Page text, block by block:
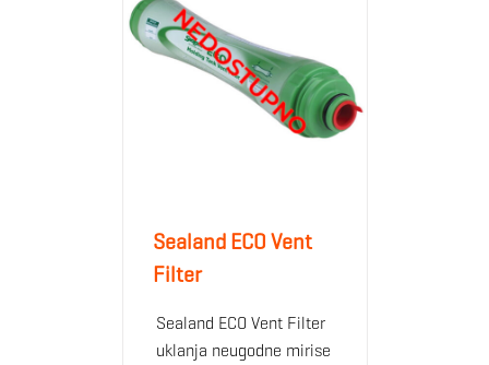
Sealand ECO Vent
Filter
Sealand ECO Vent Filter
uklanja neugodne mirise